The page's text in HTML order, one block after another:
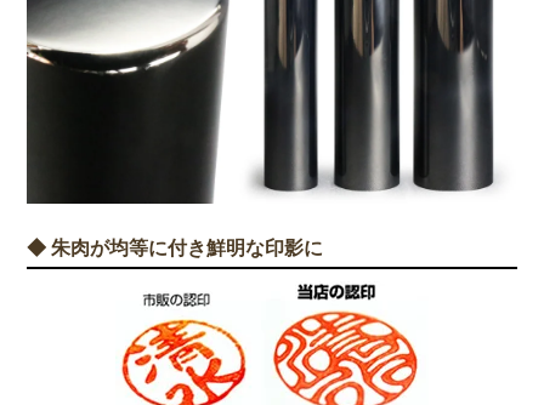
◆ 朱肉が均等に付き鮮明な印影に